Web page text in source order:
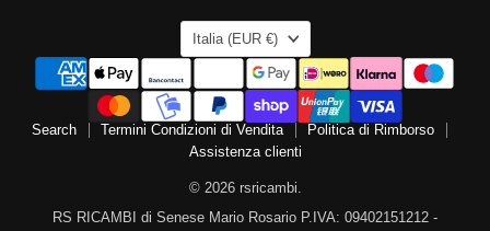
NAZIONE
Italia (EUR €)
Search Termini Condizioni di Vendita
Politica di Rimborso
Assistenza clienti
© 2026 rsricambi.
RS RICAMBI di Senese Mario Rosario P.IVA: 09402151212 -